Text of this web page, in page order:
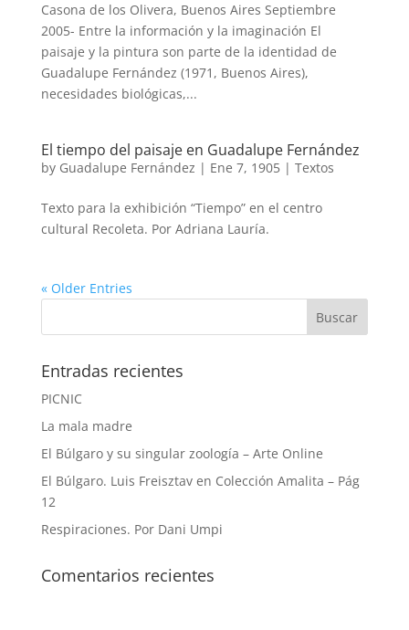
Casona de los Olivera, Buenos Aires Septiembre
2005- Entre la información y la imaginación El
paisaje y la pintura son parte de la identidad de
Guadalupe Fernández (1971, Buenos Aires),
necesidades biológicas,...
El tiempo del paisaje en Guadalupe Fernández
by Guadalupe Fernández | Ene 7, 1905| Textos
Texto para la exhibición “Tiempo” en el centro
cultural Recoleta. Por Adriana Lauría.
« Older Entries
Entradas recientes
PICNIC
La mala madre
El Búlgaro y su singular zoología – Arte Online
El Búlgaro. Luis Freisztav en Colección Amalita – Pág
12
Respiraciones. Por Dani Umpi
Comentarios recientes